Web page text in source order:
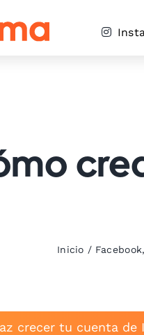
Inicio / Facebook,
crecer tu cuenta de